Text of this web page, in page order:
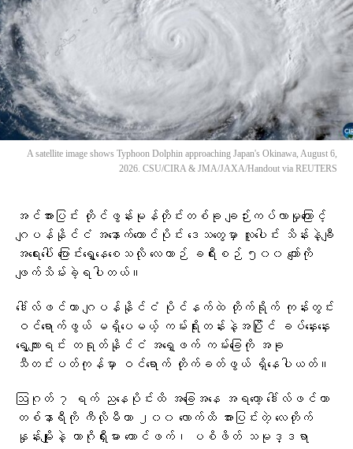
A satellite image shows Typhoon Dolphin approaching Japan's Okinawa, August 6,
2026. CSU/CIRA & JMA/JAXA/Handout via REUTERS
အင်အားပြင်း တိုင်ဖွန်းမုန်တိုင်းတစ်ခု ချဉ်းကပ်လာမှုကြောင့်
ဂျပန်နိုင်ငံ အနောက်တောင်ပိုင်း ဒေသတွေမှာ လူပေါင်း သိန်းနဲ့ချီ
အရေးပေါ် ပြောင်းရွှေ့နေစေသလို လေယာဉ် ခရီးစဉ် ၅၀၀ ကျော်ကို
ဖျက်သိမ်းခဲ့ရပါတယ်။
ဒေါ်လ်ဖင်ဟာ ဂျပန်နိုင်ငံ ပိုင်နက်ထဲ တိုက်ရိုက် ကုန်းတွင်း
ဝင်ရောက်ဖွယ် မရှိပေမယ့် ကမ်းရိုးတန်းနဲ့အပြိုင် ခပ်နှေးနှေး
ရွေ့လျားရင်း တရုတ်နိုင်ငံ အရှေ့ဖက် ကမ်းခြေကို အခု
သီတင်းပတ်ကုန်မှာ ဝင်ရောက် တိုက်ခတ်ဖွယ် ရှိနေပါယတ်။
ဩဂုတ် ၇ ရက် ညနေပိုင်းထိ အခြေအနေ အရတော့ ဒေါ်လ်ဖင်ဟာ
တစ်နာရီကို ကီလိုမီတာ ၂၀၀ လောက်ထိ အားပြင်းတဲ့ လေတိုက်
နှုန်းမျိုးနဲ့ ကာဂိုရှီးမား တောင်ဖက်၊ ပစိဖိတ် သမုဒ္ဒရာ